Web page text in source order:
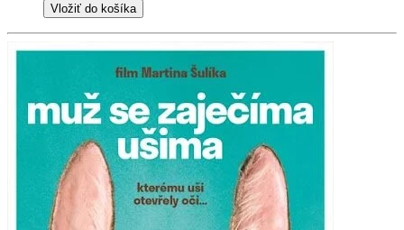
Vložiť do košíka